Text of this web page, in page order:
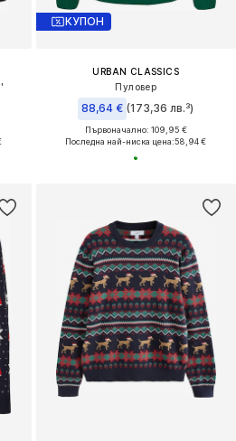
КУПОН
URBAN CLASSICS
Пуловер
88,64 € (173,36 лв.³)
Първоначално: 109,95 €
Последна най-ниска цена:58,94 €